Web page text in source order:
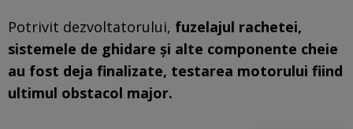
Potrivit dezvoltatorului, fuzelajul rachetei,
sistemele de ghidare și alte componente cheie
au fost deja finalizate, testarea motorului fiind
ultimul obstacol major.